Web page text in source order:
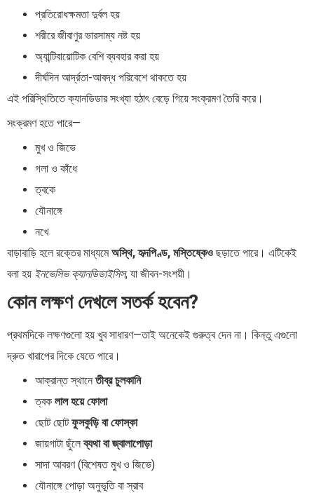
প্রতিরোধক্ষমতা দুর্বল হয়
শরীরে জীবাণুর ভারসাম্য নষ্ট হয়
অ্যান্টিবায়োটিক বেশি ব্যবহার করা হয়
দীর্ঘদিন আর্দ্রতা-আবদ্ধ পরিবেশে থাকতে হয়
এই পরিস্থিতিতে ক্যানডিডার সংখ্যা হঠাৎ বেড়ে গিয়ে সংক্রমণ তৈরি করে।
সংক্রমণ হতে পারে—
মুখ ও জিভে
গলা ও কাঁধে
ত্বকে
যৌনাঙ্গে
নখে
বাড়াবাড়ি হলে রক্তের মাধ্যমেঅস্থি, হৃদপিণ্ড, মস্তিষ্কেও ছড়াতে পারে। এটিকেই
বলা হয় ইনভেসিভ ক্যানডিডাইসিস, যা জীবন-সংশয়ী।
কোন লক্ষণ দেখলে সতর্ক হবেন?
প্রথমদিকে লক্ষণগুলো হয় খুব সাধারণ—তাই অনেকেই গুরুত্ব দেন না। কিন্তু এগুলো
দ্রুত খারাপের দিকে যেতে পারে।
আক্রান্ত স্থানেতীব্র চুলকানি
ত্বক লাল হয়ে ফোলা
ছোট ছোটফুসকুড়ি বা ফোস্কা
জায়গাটা ছুঁলেব্যথা বা জ্বালাপোড়া
সাদা আবরণ (বিশেষত মুখ ও জিভে)
যৌনাঙ্গে পোড়া অনুভূতি বা স্রাব